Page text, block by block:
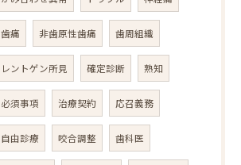
歯痛 非歯原性歯痛 歯周組織
レントゲン所見 確定診断 熟知
必須事項 治療契約 応召義務
自由診療 咬合調整 歯科医